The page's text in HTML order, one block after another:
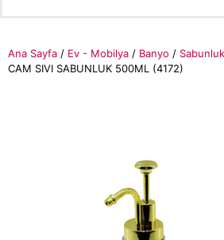
Ana Sayfa / Ev - Mobilya / Banyo / Sabunluk
CAM SIVI SABUNLUK 500ML (4172)